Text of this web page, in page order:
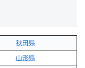
秋田県
山形県